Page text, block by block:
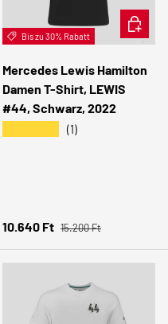
Bis zu 30% Rabatt
Mercedes Lewis Hamilton
Damen T-Shirt, LEWIS
#44, Schwarz, 2022
(1)
Verkaufspreis
10.640 Ft Normaler Preis
15.200 Ft